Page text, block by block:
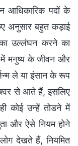
आधिकारिक पदों के
किए अनुसार बहुत कड़ाई
उल्लंघन करने का
में मनुष्य के जीवन और
ले या इंसान के रूप
से आते हैं, इसलिए
कोई उन्हें तोडने में
और ऐसे नियम होने
देखते हैं, नियमित